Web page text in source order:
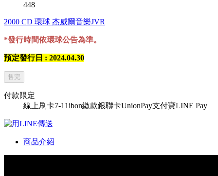
448
2000 CD 環球 杰威爾音樂JVR
*發行時間依環球公告為準。
預定發行日 : 2024.04.30
售完
付款限定
線上刷卡7-11ibon繳款銀聯卡UnionPay支付寶LINE Pay
商品介紹